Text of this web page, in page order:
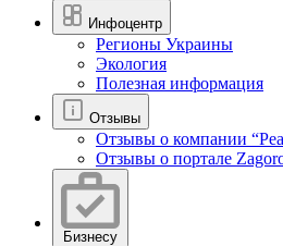
Инфоцентр
Регионы Украины
Экология
Полезная информация
Отзывы
Отзывы о компании
Отзывы о портале
Бизнесу